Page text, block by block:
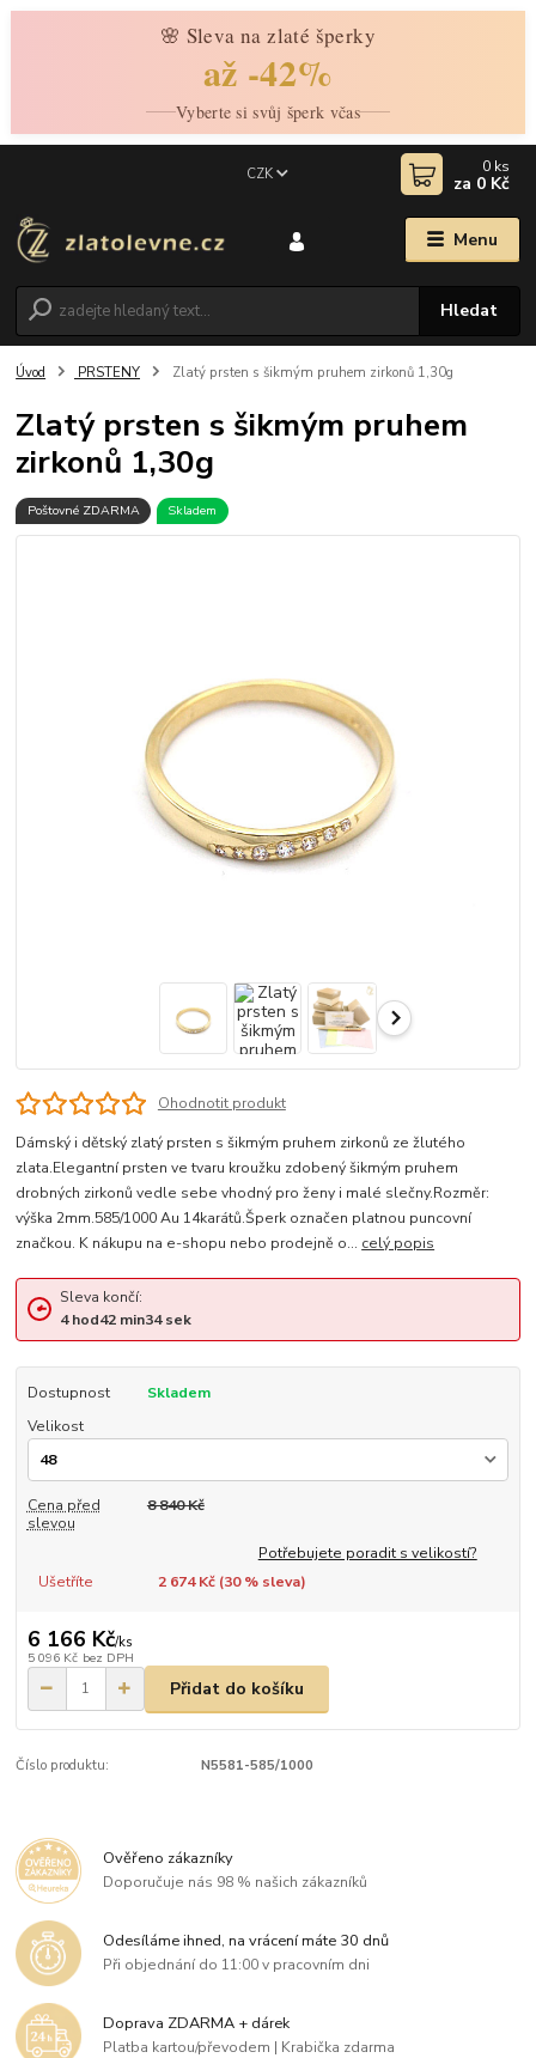
🌸 Sleva na zlaté šperky
až -42%
Vyberte si svůj šperk včas
Menu
CZK
Hledat
0 ks
za 0 Kč
Úvod PRSTENY Zlatý prsten s šikmým pruhem zirkonů 1,30g
Zlatý prsten s šikmým pruhem
zirkonů 1,30g
Poštovné ZDARMA Skladem
Ohodnotit produkt
Dámský i dětský zlatý prsten s šikmým pruhem zirkonů ze žlutého
zlata.Elegantní prsten ve tvaru kroužku zdobený šikmým pruhem
drobných zirkonů vedle sebe vhodný pro ženy i malé slečny.Rozměr:
výška 2mm.585/1000 Au 14karátů.Šperk označen platnou puncovní
značkou. K nákupu na e-shopu nebo prodejně o... celý popis
Sleva končí:
4hod42min33sek
Dostupnost
Skladem
Velikost
Cena před
slevou
8 840 Kč
Potřebujete poradit s velikostí?
Ušetříte
2 674 Kč (30% sleva)
6 166 Kč/ks
5 096 Kč bez DPH
Přidat do košíku
Číslo produktu: N5581-585/1000
Ověřeno zákazníky
Doporučuje nás 98 % našich zákazníků
Odesíláme ihned, na vrácení máte 30 dnů
Při objednání do 11:00 v pracovním dni
Doprava ZDARMA + dárek
Platba kartou/převodem | Krabička zdarma